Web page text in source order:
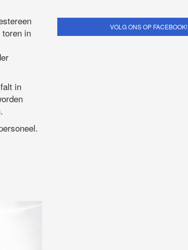
in
in
VOLG ONS OP FACEBOOK!